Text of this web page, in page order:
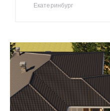
Екатеринбург